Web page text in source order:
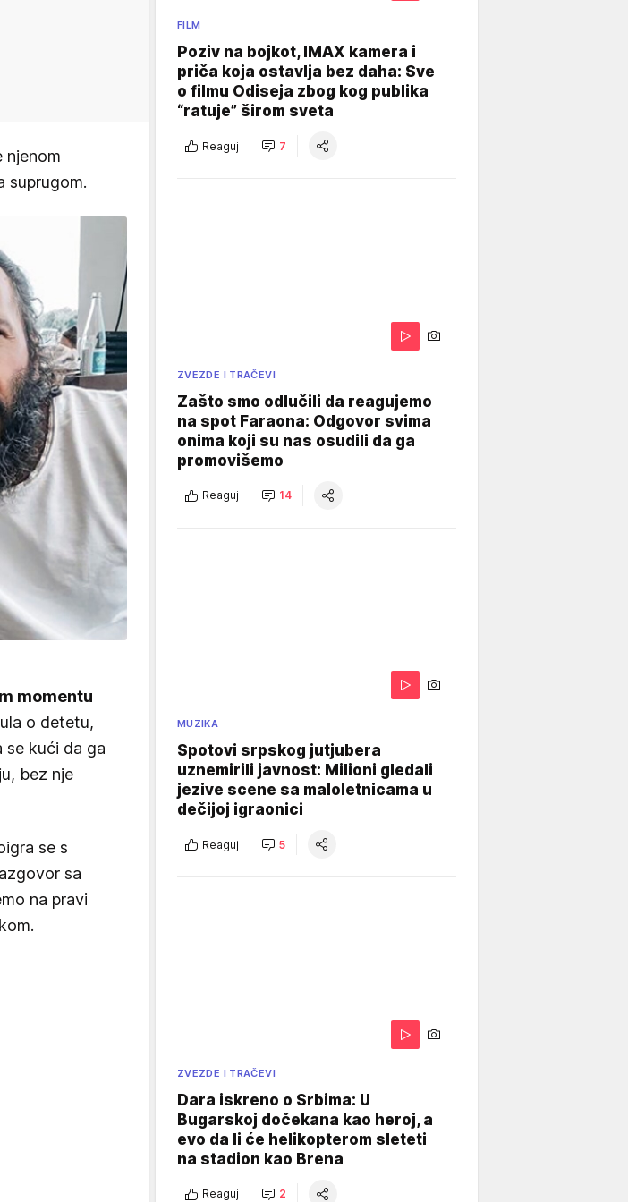
njenom
suprugom.
momentu
o detetu,
se kući da ga
bez nje
se s
sa
na pravi
FILM
Poziv na bojkot, IMAX kamera i
priča koja ostavlja bez daha: Sve
o filmu Odiseja zbog kog publika
“ratuje” širom sveta
Reaguj 7
ZVEZDE I TRAČEVI
Zašto smo odlučili da reagujemo
na spot Faraona: Odgovor svima
onima koji su nas osudili da ga
promovišemo
Reaguj 14
MUZIKA
Spotovi srpskog jutjubera
uznemirili javnost: Milioni gledali
jezive scene sa maloletnicama u
dečijoj igraonici
Reaguj 5
ZVEZDE I TRAČEVI
Dara iskreno o Srbima: U
Bugarskoj dočekana kao heroj, a
evo da li će helikopterom sleteti
na stadion kao Brena
Reaguj 2